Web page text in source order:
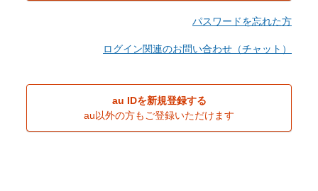
パスワードを忘れた方
ログイン関連のお問い合わせ（チャット）
au IDを新規登録する
au以外の方もご登録いただけます